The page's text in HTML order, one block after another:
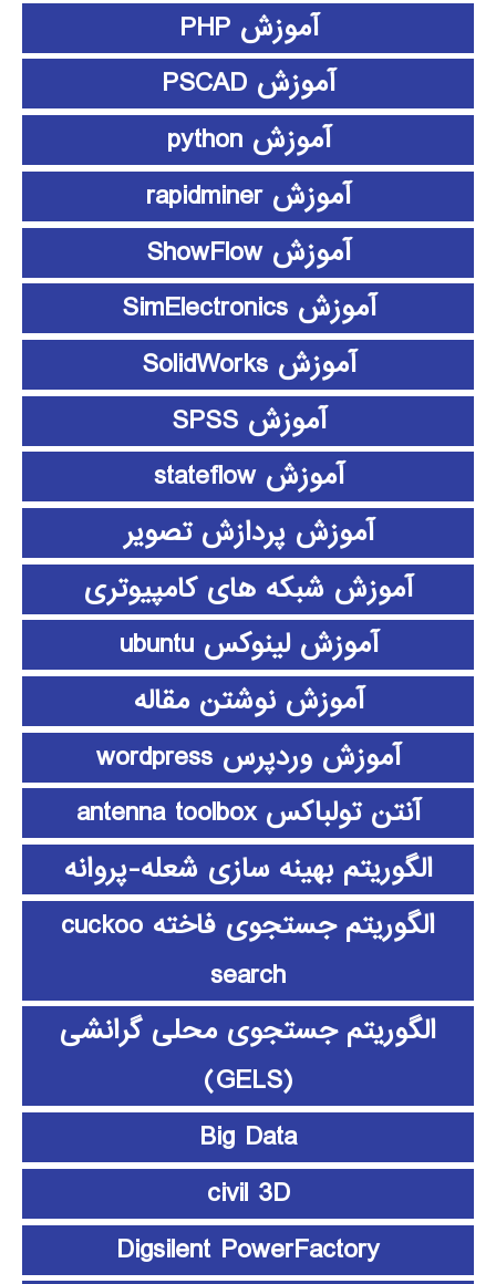
آموزش PHP
آموزش PSCAD
آموزش python
آموزش rapidminer
آموزش ShowFlow
آموزش SimElectronics
آموزش SolidWorks
آموزش SPSS
آموزش stateflow
آموزش پردازش تصویر
آموزش شبکه های کامپیوتری
آموزش لینوکس ubuntu
آموزش نوشتن مقاله
آموزش وردپرس wordpress
آنتن تولباکس antenna toolbox
الگوریتم بهینه سازی شعله-پروانه
الگوریتم جستجوی فاخته cuckoo
search
الگوریتم جستجوی محلی گرانشی
(GELS)
Big Data
civil 3D
Digsilent PowerFactory